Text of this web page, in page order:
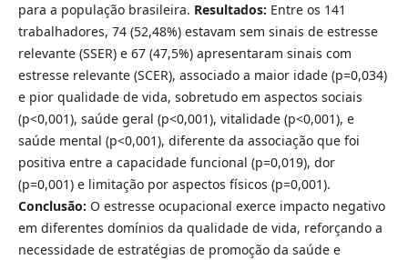
para a população brasileira. Resultados: Entre os 141
trabalhadores, 74 (52,48%) estavam sem sinais de estresse
relevante (SSER) e 67 (47,5%) apresentaram sinais com
estresse relevante (SCER), associado a maior idade (p=0,034)
e pior qualidade de vida, sobretudo em aspectos sociais
(p<0,001), saúde geral (p<0,001), vitalidade (p<0,001), e
saúde mental (p<0,001), diferente da associação que foi
positiva entre a capacidade funcional (p=0,019), dor
(p=0,001) e limitação por aspectos físicos (p=0,001).
Conclusão: O estresse ocupacional exerce impacto negativo
em diferentes domínios da qualidade de vida, reforçando a
necessidade de estratégias de promoção da saúde e